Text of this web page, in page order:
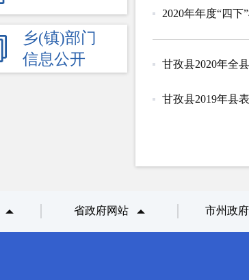
乡(镇)部门
信息公开
2020年年度“四下
甘孜县2020年全
甘孜县2019年县
省政府网站 市州政